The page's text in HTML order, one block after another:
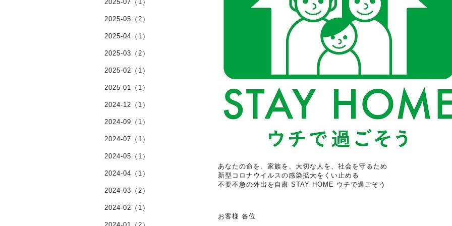
あなたの命を、家族を、大切な人を、社会を守るため
新型コロナウイルスの感染拡大をくい止める
不要不急の外出を自粛 STAY HOME ウチで過ごそう
お客様 各位
2025-07（1）
2025-05（2）
2025-04（1）
2025-03（2）
2025-02（1）
2025-01（1）
2024-12（1）
2024-09（1）
2024-07（1）
2024-05（1）
2024-04（1）
2024-03（2）
2024-02（1）